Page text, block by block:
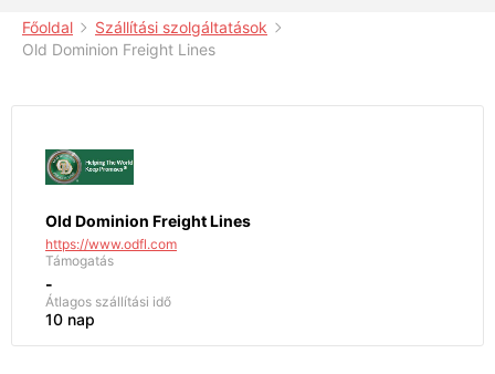
Főoldal
Szállítási szolgáltatások
Old Dominion Freight Lines
Old Dominion Freight Lines
https://www.odfl.com
Támogatás
-
Átlagos szállítási idő
10 nap